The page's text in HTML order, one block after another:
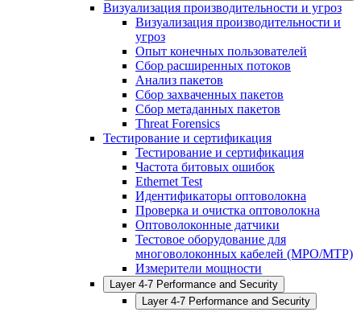
Визуализация производительности и угроз
Визуализация производительности и
угроз
Опыт конечных пользователей
Сбор расширенных потоков
Анализ пакетов
Сбор захваченных пакетов
Сбор метаданных пакетов
Threat Forensics
Тестирование и сертификация
Тестирование и сертификация
Частота битовых ошибок
Ethernet Test
Идентификаторы оптоволокна
Проверка и очистка оптоволокна
Оптоволоконные датчики
Тестовое оборудование для
многоволоконных кабелей (MPO/MTP)
Измерители мощности
Layer 4-7 Performance and Security
Layer 4-7 Performance and Security